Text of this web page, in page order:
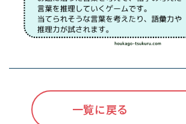
一覧に戻る